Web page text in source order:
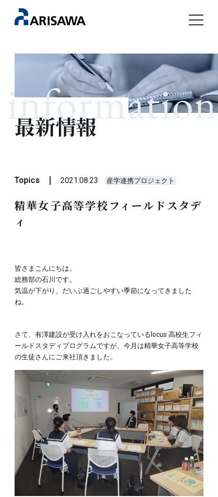
information
最新情報
Topics 2021.08.23 産学連携プロジェクト
精華女子高等学校フィールドスタデ
ィ
皆さまこんにちは。
総務部の石川です。
気温が下がり、だいぶ過ごしやすい季節になってきました
ね。
さて、有澤建設が受け入れをおこなっているlocus 高校生フィ
ールドスタディプログラムですが、今月は精華女子高等学校
の生徒さんにご来社頂きました。